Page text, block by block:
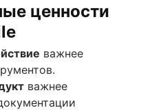
ценности
важнее
важнее